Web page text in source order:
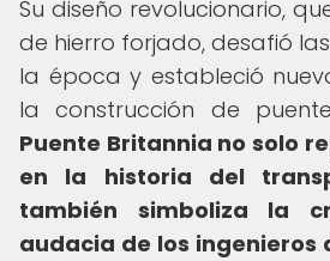
Su diseño revolucionario,
de hierro forjado, desafió
la época y estableció
la construcción de
Puente Britannia no solo
en la historia del
también simboliza la
audacia de los ingenieros